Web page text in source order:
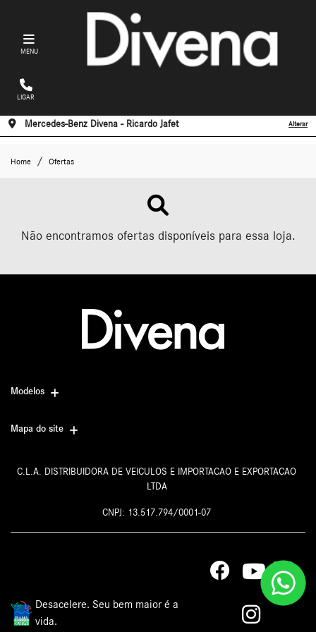
MENU
LIGAR
Mercedes-Benz Divena - Ricardo Jafet Alterar
Home Ofertas
Não encontramos ofertas disponíveis para essa loja.
Modelos
Mapa do site
C.L.A. DISTRIBUIDORA DE VEICULOS E IMPORTACAO E EXPORTACAO
LTDA
CNPJ: 13.517.794/0001-07
Desacelere. Seu bem maior é a
vida.